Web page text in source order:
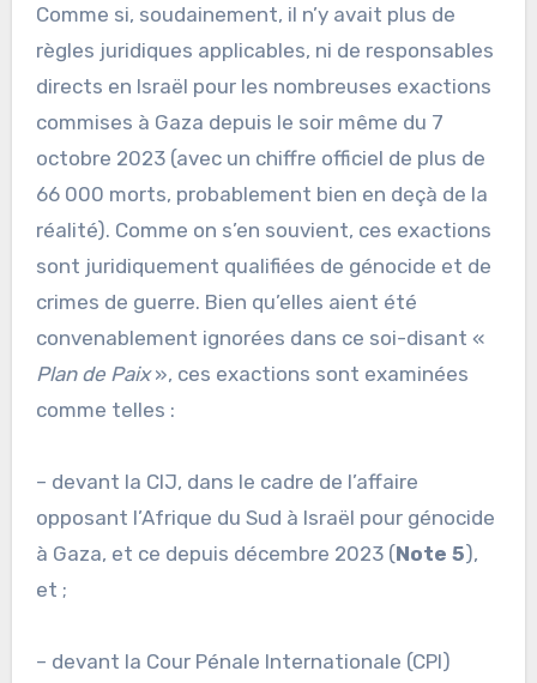
Comme si, soudainement, il n’y avait plus de
règles juridiques applicables, ni de responsables
directs en Israël pour les nombreuses exactions
commises à Gaza depuis le soir même du 7
octobre 2023 (avec un chiffre officiel de plus de
66 000 morts, probablement bien en deçà de la
réalité). Comme on s’en souvient, ces exactions
sont juridiquement qualifiées de génocide et de
crimes de guerre. Bien qu’elles aient été
convenablement ignorées dans ce soi-disant «
Plan de Paix», ces exactions sont examinées
comme telles :
– devant la CIJ, dans le cadre de l’affaire
opposant l’Afrique du Sud à Israël pour génocide
à Gaza, et ce depuis décembre 2023 (Note 5),
et ;
– devant la Cour Pénale Internationale (CPI)